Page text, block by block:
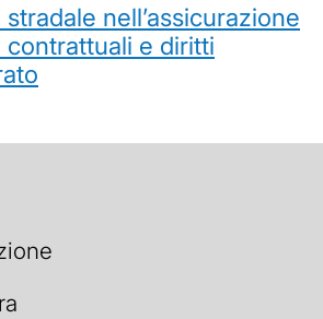
nell’assicurazione
contrattuali e diritti